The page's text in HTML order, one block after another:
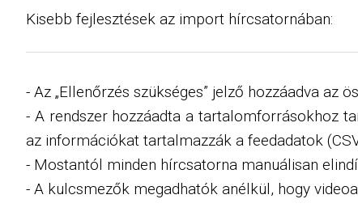
Kisebb fejlesztések az import hírcsatornában:
- Az „Ellenőrzés szükséges” jelző hozzáadva az
- A rendszer hozzáadta a tartalomforrásokhoz
az információkat tartalmazzák a feedadatok
- Mostantól minden hírcsatorna manuálisan
- A kulcsmezők megadhatók anélkül, hogy